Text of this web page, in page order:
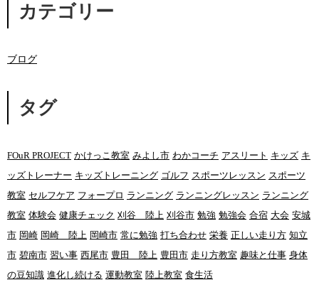
カテゴリー
ブログ
タグ
FOuR PROJECT かけっこ教室 みよし市 わかコーチ アスリート キッズ キ
ッズトレーナー キッズトレーニング ゴルフ スポーツレッスン スポーツ
教室 セルフケア フォープロ ランニング ランニングレッスン ランニング
教室 体験会 健康チェック 刈谷 陸上 刈谷市 勉強 勉強会 合宿 大会 安城
市 岡崎 岡崎 陸上 岡崎市 常に勉強 打ち合わせ 栄養 正しい走り方 知立
市 碧南市 習い事 西尾市 豊田 陸上 豊田市 走り方教室 趣味と仕事 身体
の豆知識 進化し続ける 運動教室 陸上教室 食生活